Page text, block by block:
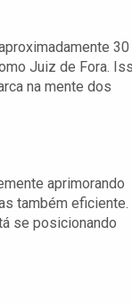
30
Juiz de Fora.
na mente dos
aprimorando
também eficiente.
se posicionando